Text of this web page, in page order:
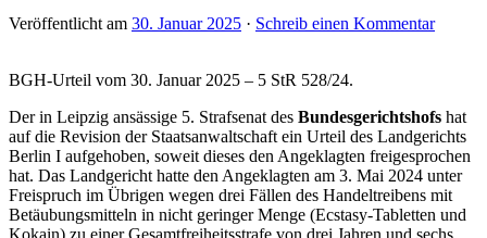
Veröffentlicht am 30. Januar 2025 · Schreib einen Kommentar
BGH-Urteil vom 30. Januar 2025 – 5 StR 528/24.
Der in Leipzig ansässige 5. Strafsenat des Bundesgerichtshofs hat
auf die Revision der Staatsanwaltschaft ein Urteil des Landgerichts
Berlin I aufgehoben, soweit dieses den Angeklagten freigesprochen
hat. Das Landgericht hatte den Angeklagten am 3. Mai 2024 unter
Freispruch im Übrigen wegen drei Fällen des Handeltreibens mit
Betäubungsmitteln in nicht geringer Menge (Ecstasy-Tabletten und
Kokain) zu einer Gesamtfreiheitsstrafe von drei Jahren und sechs